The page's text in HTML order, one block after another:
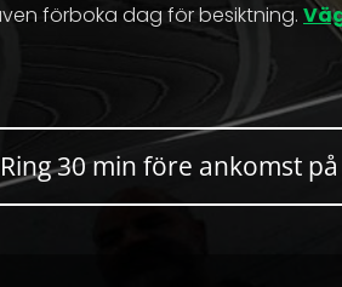
förboka dag för besiktning.
30 min före ankomst